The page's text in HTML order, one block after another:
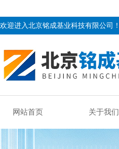
欢迎进入北京铭成基业科技有限公司！
网站首页 关于我们